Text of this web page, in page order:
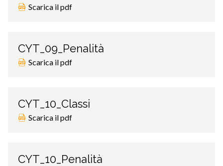
Scarica il pdf
CYT_09_Penalità
Scarica il pdf
CYT_10_Classi
Scarica il pdf
CYT_10_Penalità